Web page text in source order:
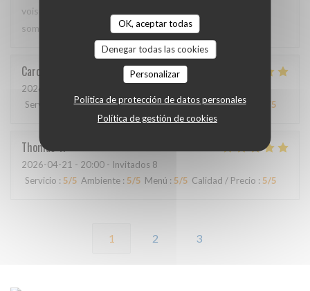
OK, aceptar todas
Denegar todas las cookies
Personalizar
Política de protección de datos personales
Política de gestión de cookies
voisins, mais ils méritent d'être plus connus car nous nous
sommes régalés !
Caroline
2026-04-23
Servicio
/5 Ambiente:5/5 Menú:5/5 Calidad / Precio /5
ThomasV
2026-04-21 - 20:00 - Invitados 8
Servicio : 5/5 Ambiente : 5/5 Menú : 5/5 Calidad / Precio : 5/5
1 2 3